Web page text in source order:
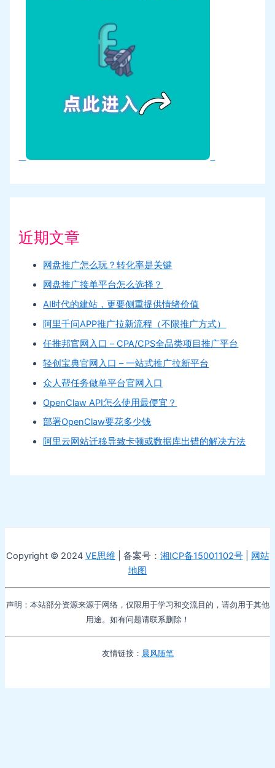
近期文章
网盘推广怎么玩？转化率是关键
网盘推广接单平台怎么选择？
AI时代的建站，更要侧重提供情绪价值
阿里千问APP推广拉新流程（不限推广方式）
任推邦官网入口 – CPA/CPS全品类项目推广平台
轻创宝典官网入口 – 一站式推广拉新平台
众人帮任务做单平台官网入口
OpenClaw API怎么使用最便宜？
部署OpenClaw要花多少钱
阿里云网站迁移导致卡顿或数据库出错的解决方法
Copyright © 2024 VE思维 | 备案号： 湘ICP备15001102号| 网站
地图
声明：本站部分资源来源于网络，仅限用于学习和交流目的，请勿用于其他
用途。如有问题请联系删除！
友情链接： 晨风随笔